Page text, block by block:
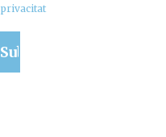
privacitat